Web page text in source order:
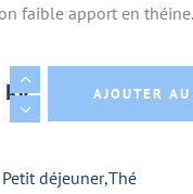
faible apport en théine.
AB
kg AJOUTER
Petit déjeuner,Thé